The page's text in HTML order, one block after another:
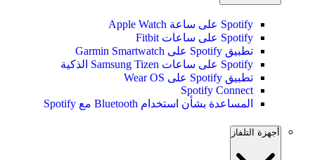
Spotify على ساعة Apple Watch
Spotify على ساعات Fitbit
تطبيق Spotify على Garmin Smartwatch
Spotify على ساعات Samsung Tizen الذكية
تطبيق Spotify على Wear OS
Spotify Connect
المساعدة بشأن استخدام Bluetooth مع Spotify
أجهزة التلفاز